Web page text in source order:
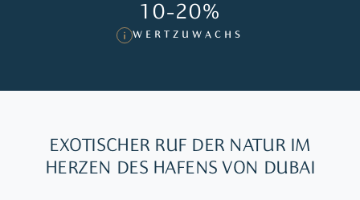
10-20%
WERTZUWACHS
EXOTISCHER RUF DER NATUR IM
HERZEN DES HAFENS VON DUBAI